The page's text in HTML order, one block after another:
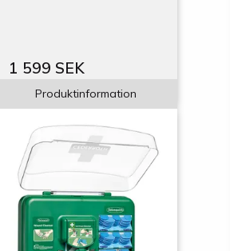
1 599 SEK
Produktinformation